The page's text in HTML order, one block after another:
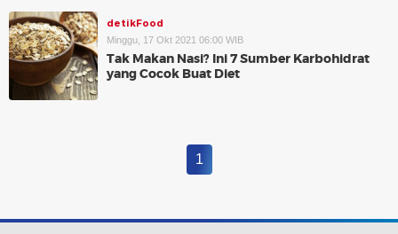
detikFood
Minggu, 17 Okt 2021 06:00 WIB
Tak Makan Nasi? Ini 7 Sumber Karbohidrat
yang Cocok Buat Diet
1